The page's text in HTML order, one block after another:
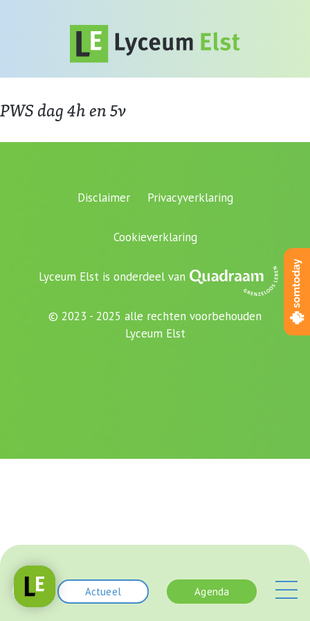
Actueel Agenda
PWS dag 4h en 5v
Disclaimer Privacyverklaring
Cookieverklaring
Lyceum Elst is onderdeel van
© 2023 - 2025 alle rechten voorbehouden
Lyceum Elst